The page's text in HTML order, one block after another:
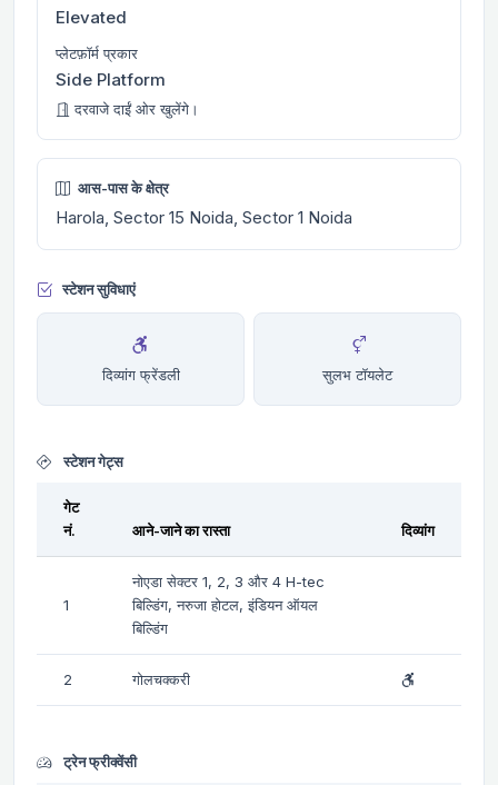
Elevated
प्लेटफ़ॉर्म प्रकार
Side Platform
दरवाजे दाईं ओर खुलेंगे।
आस-पास के क्षेत्र
Harola, Sector 15 Noida, Sector 1 Noida
स्टेशन सुविधाएं
दिव्यांग फ्रेंडली सुलभ टॉयलेट
स्टेशन गेट्स
गेट
नं.
आने-जाने का रास्ता दिव्यांग
1
नोएडा सेक्टर 1, 2, 3 और 4 H-tec
बिल्डिंग, नरुजा होटल, इंडियन ऑयल
बिल्डिंग
2 गोलचक्करी
ट्रेन फ्रीक्वेंसी